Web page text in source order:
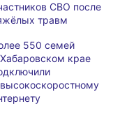
СВО после
травм
550 семей
крае